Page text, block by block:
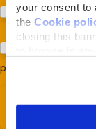
your consent to
the Cookie
closing this
Prodotti (Almo
preso visione della